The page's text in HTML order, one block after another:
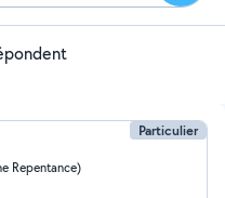
Particulier
Repentance)